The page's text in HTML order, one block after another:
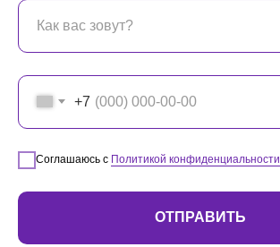
+7
Соглашаюсь с Политикой конфиденциальности
ОТПРАВИТЬ